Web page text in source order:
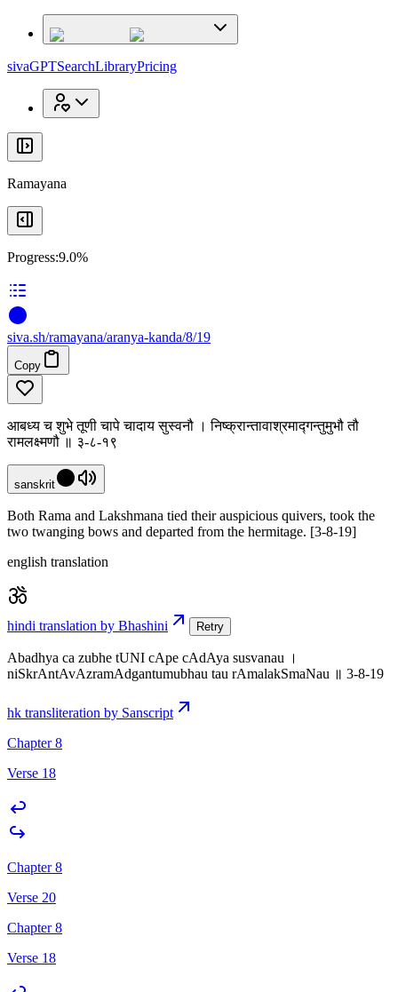
sivaGPTSearchLibraryPricing
Ramayana
Progress:9.0%
siva.sh/ramayana/aranya-kanda/8/19
Copy
आबध्य च शुभे तूणी चापे चादाय सुस्वनौ । निष्क्रान्तावाश्रमाद्गन्तुमुभौ तौ
रामलक्ष्मणौ ॥ ३-८-१९
sanskrit
Both Rama and Lakshmana tied their auspicious quivers, took the
two twanging bows and departed from the hermitage. [3-8-19]
english translation
hindi translation by Bhashini Retry
Abadhya ca zubhe tUNI cApe cAdAya susvanau ।
niSkrAntAvAzramAdgantumubhau tau rAmalakSmaNau ॥ 3-8-19
hk transliteration by Sanscript
Chapter 8
Verse 18
Chapter 8
Verse 20
Chapter 8
Verse 18